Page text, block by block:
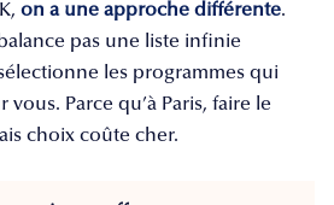
on a une approche différente.
pas une liste infinie
les programmes qui
Parce qu’à Paris, faire le
choix coûte cher.